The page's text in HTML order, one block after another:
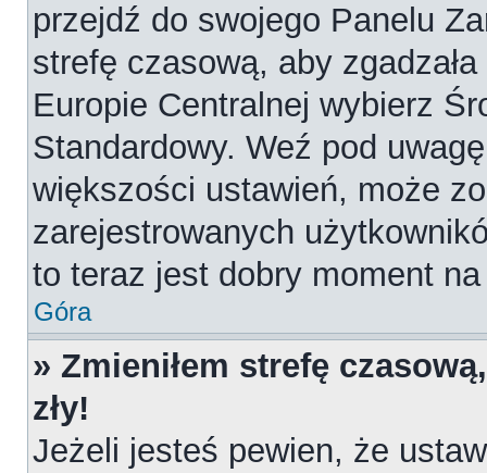
przejdź do swojego Panelu
strefę czasową, aby
Europie Centralnej wybierz
Standardowy. Weź pod
większości ustawień, może
zarejestrowanych
to teraz jest dobry moment
Góra
» Zmieniłem strefę
zły!
Jeżeli jesteś pewien, że